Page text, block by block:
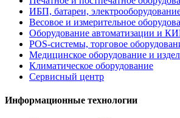
ИБП, батареи,
Весовое и измерительное
Оборудование автоматизации и
POS-системы, торговое
Медицинское оборудование и
Климатическое оборудование
Сервисный центр
Информационные технологии